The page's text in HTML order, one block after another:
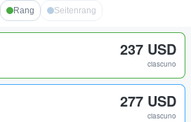
Rang Seitenrang
237 USD
ciascuno
277 USD
ciascuno